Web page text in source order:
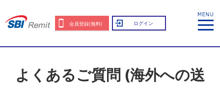
会員登録(無料) ログイン
よくあるご質問 (海外への送